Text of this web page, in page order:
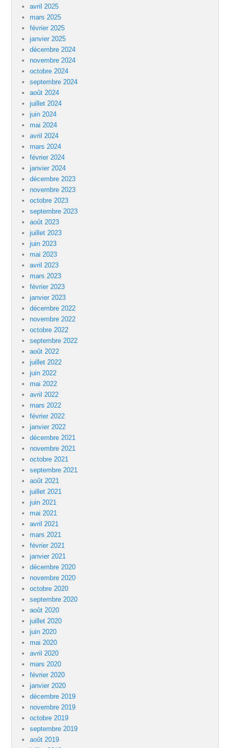
avril 2025
mars 2025
février 2025
janvier 2025
décembre 2024
novembre 2024
octobre 2024
septembre 2024
août 2024
juillet 2024
juin 2024
mai 2024
avril 2024
mars 2024
février 2024
janvier 2024
décembre 2023
novembre 2023
octobre 2023
septembre 2023
août 2023
juillet 2023
juin 2023
mai 2023
avril 2023
mars 2023
février 2023
janvier 2023
décembre 2022
novembre 2022
octobre 2022
septembre 2022
août 2022
juillet 2022
juin 2022
mai 2022
avril 2022
mars 2022
février 2022
janvier 2022
décembre 2021
novembre 2021
octobre 2021
septembre 2021
août 2021
juillet 2021
juin 2021
mai 2021
avril 2021
mars 2021
février 2021
janvier 2021
décembre 2020
novembre 2020
octobre 2020
septembre 2020
août 2020
juillet 2020
juin 2020
mai 2020
avril 2020
mars 2020
février 2020
janvier 2020
décembre 2019
novembre 2019
octobre 2019
septembre 2019
août 2019